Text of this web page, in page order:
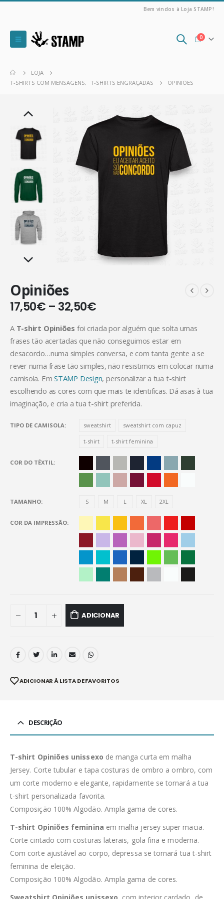
Bem vindos à Loja STAMP!
0
LOJA
T-SHIRTS COM MENSAGENS, T-SHIRTS ENGRAÇADAS OPINIÕES
Opiniões
17,50€ – 32,50€
A T-shirt Opiniões foi criada por alguém que solta umas
frases tão acertadas que não conseguimos estar em
desacordo…numa simples conversa, e com tanta gente a se
rever numa frase tão simples, não resistimos em colocar numa
camisola. EmSTAMP Design, personalizar a tua t-shirt
escolhendo as cores com que mais te identificas. Dá asas à tua
imaginação, e cria a tua t-shirt preferida.
TIPO DE CAMISOLA sweatshirt sweatshirt com capuz
t-shirt t-shirt feminina
COR DO TÊXTIL
TAMANHO S M L XL 2XL
COR DA IMPRESSÃO
ADICIONAR
ADICIONAR À LISTA DE FAVORITOS
DESCRIÇÃO
T-shirt Opiniões unissexo de manga curta em malha
Jersey. Corte tubular e tapa costuras de ombro a ombro, com
um corte moderno e elegante, rapidamente se tornará a tua
t-shirt personalizada favorita.
Composição 100% Algodão. Ampla gama de cores.
T-shirt Opiniões feminina em malha jersey super macia.
Corte cintado com costuras laterais, gola fina e moderna.
Com corte ajustável ao corpo, depressa se tornará tua t-shirt
feminina de eleição.
Composição 100% Algodão. Ampla gama de cores.